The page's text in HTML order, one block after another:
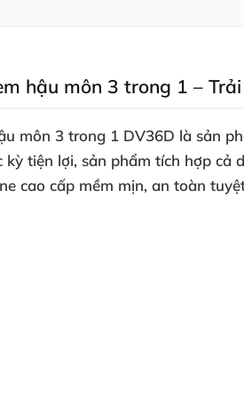
hậu môn 3 trong 1 –
môn 3 trong 1 DV36D là sản
kỳ tiện lợi, sản phẩm tích hợp
cao cấp mềm mịn, an toàn